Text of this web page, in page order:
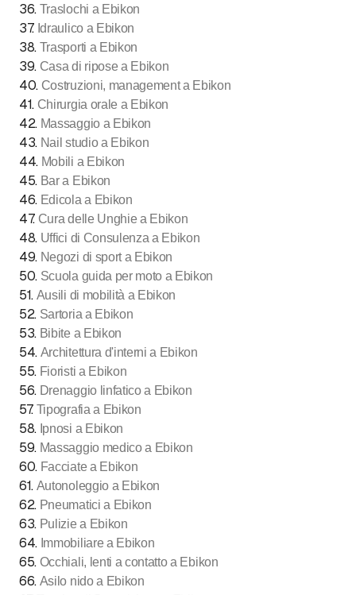
36. Traslochi a Ebikon
37. Idraulico a Ebikon
38. Trasporti a Ebikon
39. Casa di ripose a Ebikon
40. Costruzioni, management a Ebikon
41. Chirurgia orale a Ebikon
42. Massaggio a Ebikon
43. Nail studio a Ebikon
44. Mobili a Ebikon
45. Bar a Ebikon
46. Edicola a Ebikon
47. Cura delle Unghie a Ebikon
48. Uffici di Consulenza a Ebikon
49. Negozi di sport a Ebikon
50. Scuola guida per moto a Ebikon
51. Ausili di mobilità a Ebikon
52. Sartoria a Ebikon
53. Bibite a Ebikon
54. Architettura d'interni a Ebikon
55. Fioristi a Ebikon
56. Drenaggio linfatico a Ebikon
57. Tipografia a Ebikon
58. Ipnosi a Ebikon
59. Massaggio medico a Ebikon
60. Facciate a Ebikon
61. Autonoleggio a Ebikon
62. Pneumatici a Ebikon
63. Pulizie a Ebikon
64. Immobiliare a Ebikon
65. Occhiali, lenti a contatto a Ebikon
66. Asilo nido a Ebikon